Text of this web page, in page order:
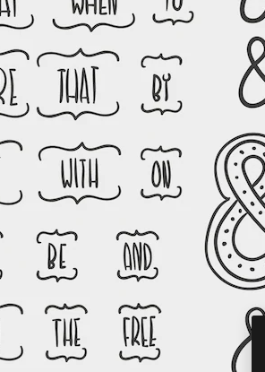
assinantes entre criativos, empresas,
Português
Copyright © 2010- 2026Freepik Company S.L.U.